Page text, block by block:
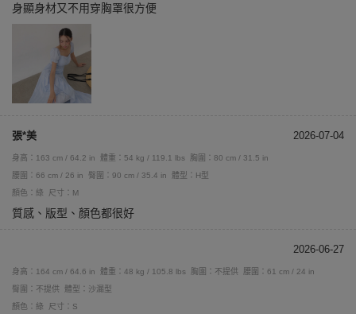
身顯身材又不用穿胸罩很方便
張*美 2026-07-04
身高：163 cm / 64.2 in 體重：54 kg / 119.1 lbs
胸圍：80 cm / 31.5 in
腰圍：66 cm / 26 in
臀圍：90 cm / 35.4 in
體型：H型
顏色：綠
尺寸：M
質感、版型、顏色都很好
2026-06-27
身高：164 cm / 64.6 in 體重：48 kg / 105.8 lbs 胸圍：不提供
腰圍：61 cm / 24 in
臀圍：不提供
體型：沙漏型
顏色：綠
尺寸：S